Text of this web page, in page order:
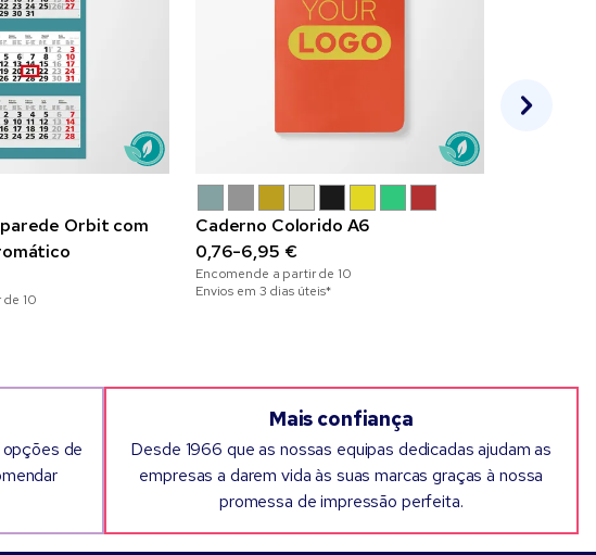
Orbit com
de 10
Caderno Colorido A6
0,76-6,95 €
Encomende a partir de 10
Envios em 3 dias úteis*
de
Mais confiança
Desde 1966 que as nossas equipas dedicadas ajudam as
empresas a darem vida às suas marcas graças à nossa
promessa de impressão perfeita.